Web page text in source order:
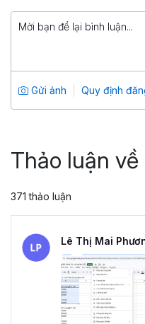
Tổng số 12
4.86
Gửi ảnh Quy định
Thảo luận
371 thảo luận
Lê Thị Mai